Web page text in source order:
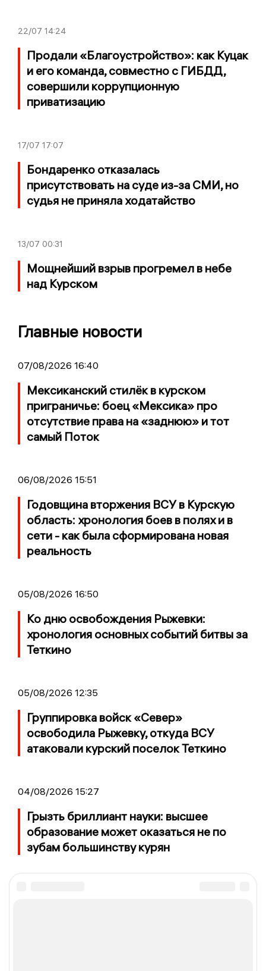
22/07 14:24
Продали «Благоустройство»: как Куцак
и его команда, совместно с ГИБДД,
совершили коррупционную
приватизацию
17/07 17:07
Бондаренко отказалась
присутствовать на суде из-за СМИ, но
судья не приняла ходатайство
13/07 00:31
Мощнейший взрыв прогремел в небе
над Курском
Главные новости
07/08/2026 16:40
Мексиканский стилёк в курском
приграничье: боец «Мексика» про
отсутствие права на «заднюю» и тот
самый Поток
06/08/2026 15:51
Годовщина вторжения ВСУ в Курскую
область: хронология боев в полях и в
сети - как была сформирована новая
реальность
05/08/2026 16:50
Ко дню освобождения Рыжевки:
хронология основных событий битвы за
Теткино
05/08/2026 12:35
Группировка войск «Север»
освободила Рыжевку, откуда ВСУ
атаковали курский поселок Теткино
04/08/2026 15:27
Грызть бриллиант науки: высшее
образование может оказаться не по
зубам большинству курян